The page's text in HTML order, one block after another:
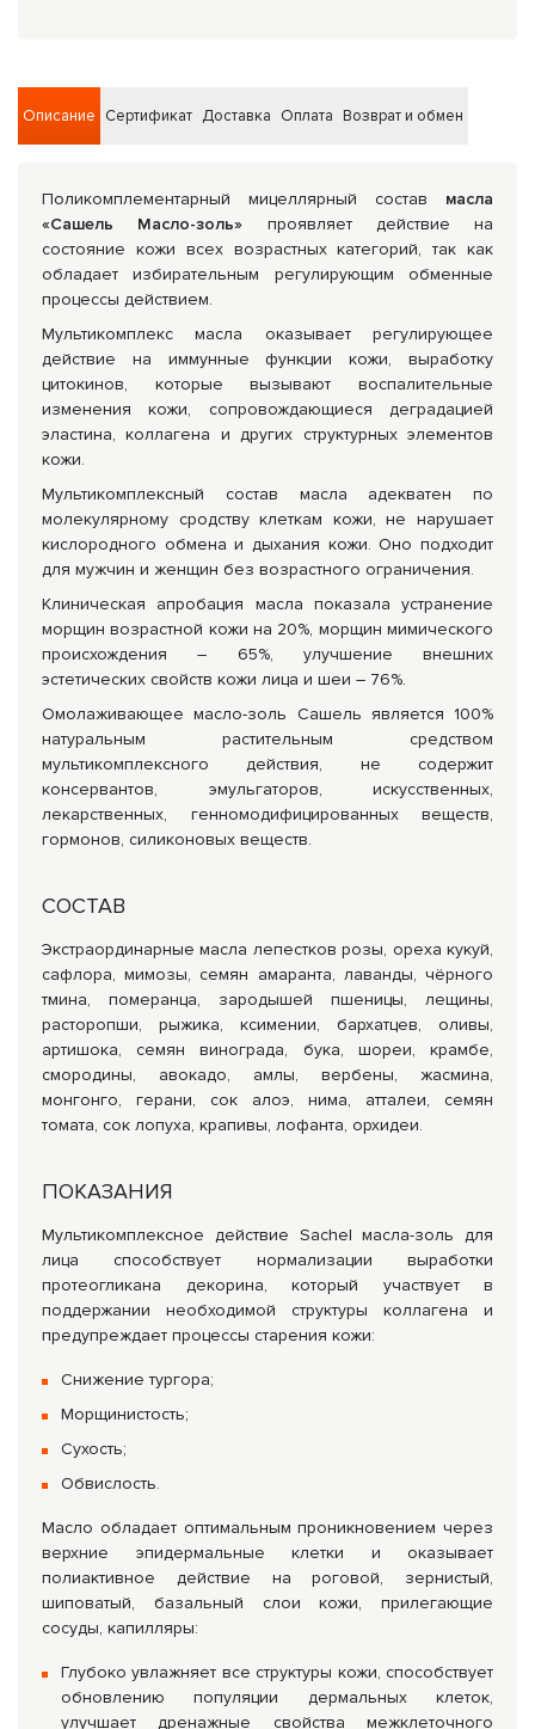
Описание Сертификат Доставка Оплата Возврат и обмен
Поликомплементарный мицеллярный состав масла
«Сашель Масло-золь» проявляет действие на
состояние кожи всех возрастных категорий, так как
обладает избирательным регулирующим обменные
процессы действием.
Мультикомплекс масла оказывает регулирующее
действие на иммунные функции кожи, выработку
цитокинов, которые вызывают воспалительные
изменения кожи, сопровождающиеся деградацией
эластина, коллагена и других структурных элементов
кожи.
Мультикомплексный состав масла адекватен по
молекулярному сродству клеткам кожи, не нарушает
кислородного обмена и дыхания кожи. Оно подходит
для мужчин и женщин без возрастного ограничения.
Клиническая апробация масла показала устранение
морщин возрастной кожи на 20%, морщин мимического
происхождения – 65%, улучшение внешних
эстетических свойств кожи лица и шеи – 76%.
Омолаживающее масло-золь Сашель является 100%
натуральным растительным средством
мультикомплексного действия, не содержит
консервантов, эмульгаторов, искусственных,
лекарственных, генномодифицированных веществ,
гормонов, силиконовых веществ.
СОСТАВ
Экстраординарные масла лепестков розы, ореха кукуй,
сафлора, мимозы, семян амаранта, лаванды, чёрного
тмина, померанца, зародышей пшеницы, лещины,
расторопши, рыжика, ксимении, бархатцев, оливы,
артишока, семян винограда, бука, шореи, крамбе,
смородины, авокадо, амлы, вербены, жасмина,
монгонго, герани, сок алоэ, нима, атталеи, семян
томата, сок лопуха, крапивы, лофанта, орхидеи.
ПОКАЗАНИЯ
Мультикомплексное действие Sachel масла-золь для
лица способствует нормализации выработки
протеогликана декорина, который участвует в
поддержании необходимой структуры коллагена и
предупреждает процессы старения кожи:
Снижение тургора;
Морщинистость;
Сухость;
Обвислость.
Масло обладает оптимальным проникновением через
верхние эпидермальные клетки и оказывает
полиактивное действие на роговой, зернистый,
шиповатый, базальный слои кожи, прилегающие
сосуды, капилляры:
Глубоко увлажняет все структуры кожи, способствует
обновлению популяции дермальных клеток,
улучшает дренажные свойства межклеточного